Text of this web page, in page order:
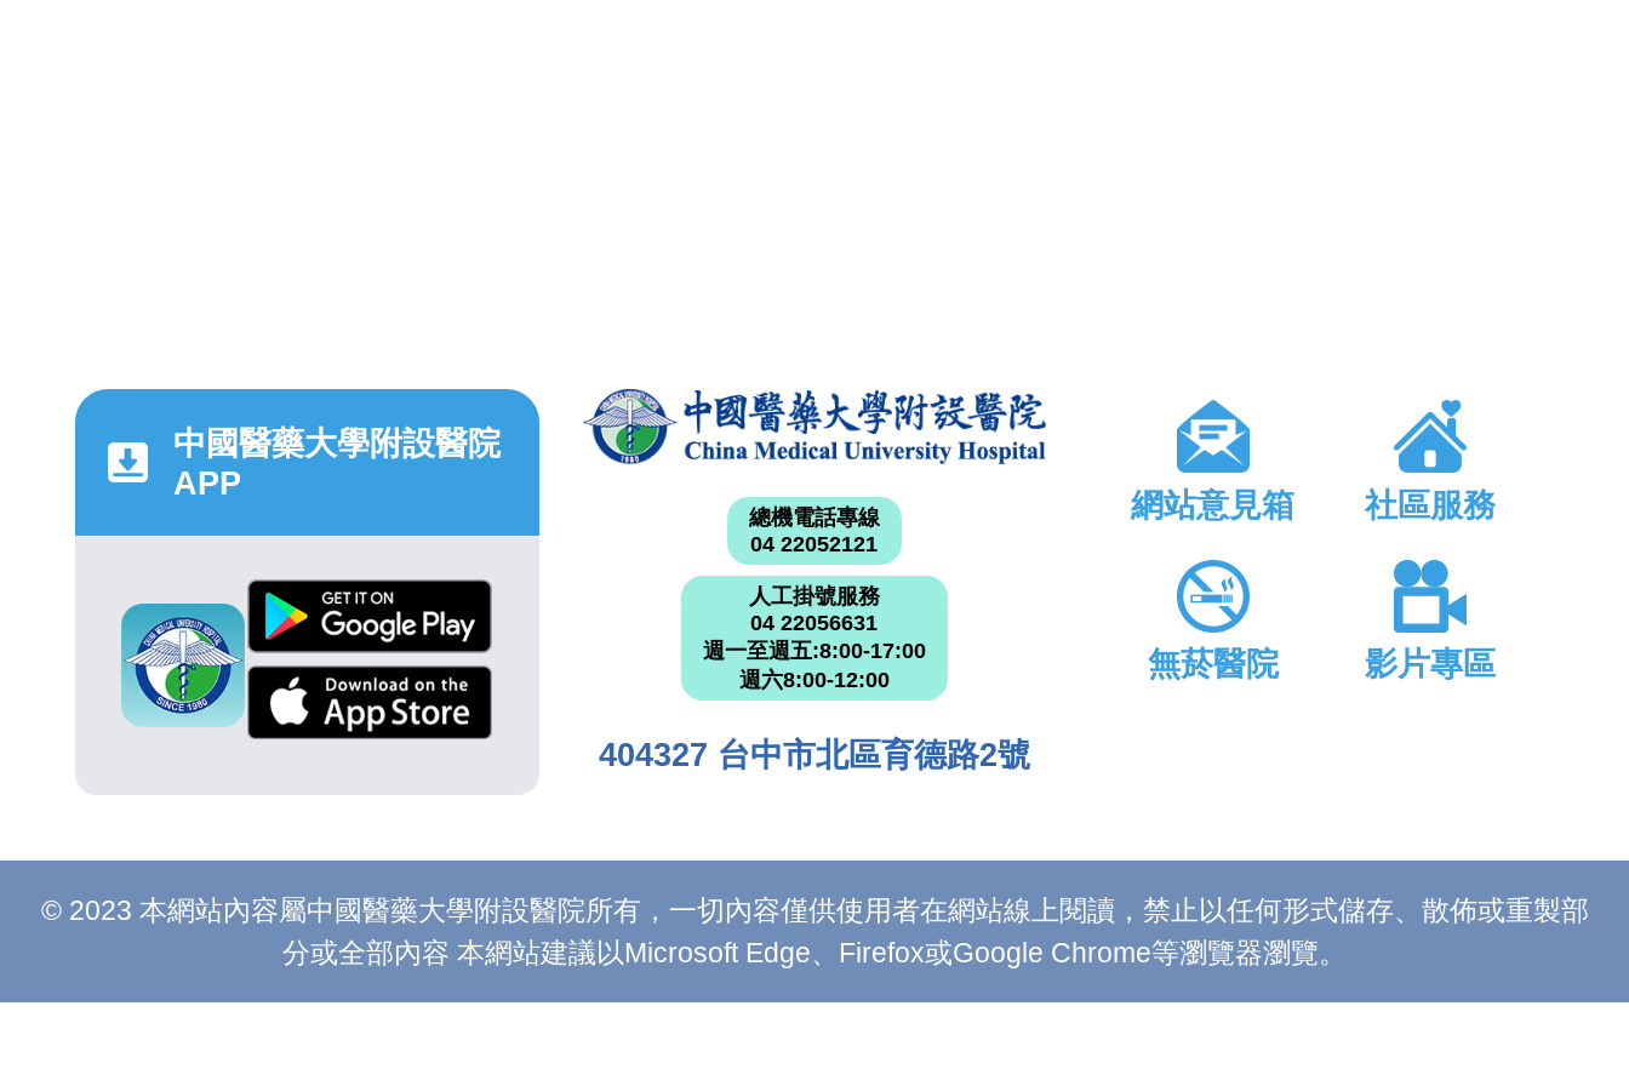
中國醫藥大學附設醫院
APP
總機電話專線
04 22052121
人工掛號服務
04 22056631
週一至週五:8:00-17:00
週六8:00-12:00
404327 台中市北區育德路2號
網站意見箱 社區服務
無菸醫院 影片專區
© 2023 本網站內容屬中國醫藥大學附設醫院所有，一切內容僅供使用者在網站線上閱讀，禁止以任何形式儲存、散佈或重製部
分或全部內容 本網站建議以Microsoft Edge、Firefox或Google Chrome等瀏覽器瀏覽。